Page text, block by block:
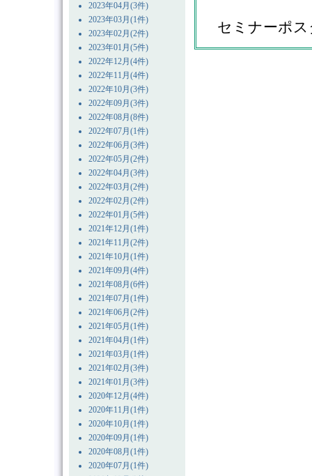
2023年04月(3件)
2023年03月(1件)
2023年02月(2件)
2023年01月(5件)
2022年12月(4件)
2022年11月(4件)
2022年10月(3件)
2022年09月(3件)
2022年08月(8件)
2022年07月(1件)
2022年06月(3件)
2022年05月(2件)
2022年04月(3件)
2022年03月(2件)
2022年02月(2件)
2022年01月(5件)
2021年12月(1件)
2021年11月(2件)
2021年10月(1件)
2021年09月(4件)
2021年08月(6件)
2021年07月(1件)
2021年06月(2件)
2021年05月(1件)
2021年04月(1件)
2021年03月(1件)
2021年02月(3件)
2021年01月(3件)
2020年12月(4件)
2020年11月(1件)
2020年10月(1件)
2020年09月(1件)
2020年08月(1件)
2020年07月(1件)
セミナーポ